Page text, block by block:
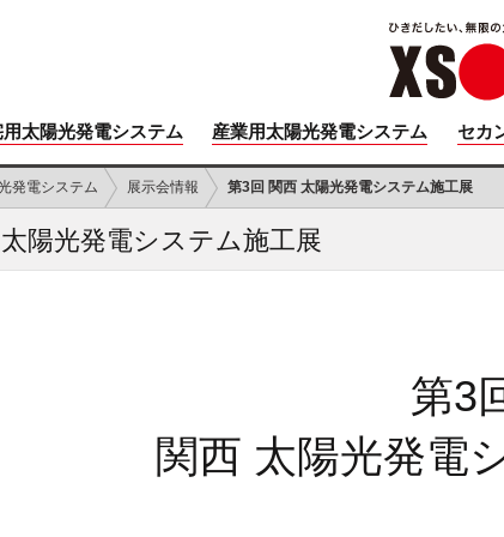
太陽光発電システム 産業用太陽光発電システム セカ
発電システム 展示会情報 第3回 関西 太陽光発電システム施工展
陽光発電システム施工展
第3
関西 太陽光発電